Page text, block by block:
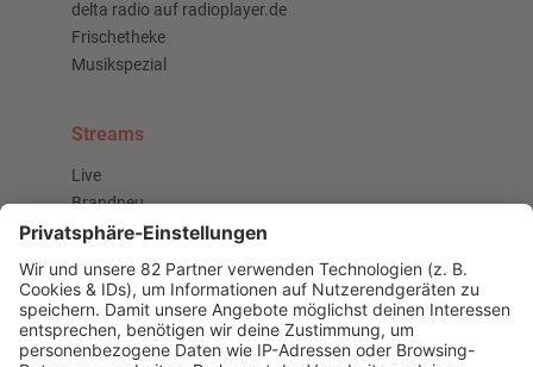
delta radio auf radioplayer.de
Frischetheke
Musikspezial
Streams
Live
Brandneu
Buzz Beat Boutique
Country
Chartbuster der Woche
Der beste Rockpop reloaded
Deutsch